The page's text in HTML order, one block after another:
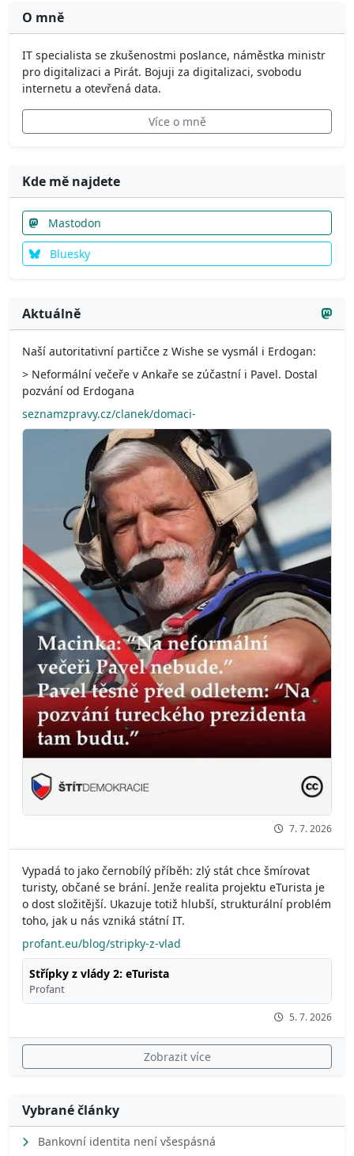
O mně
IT specialista se zkušenostmi poslance, náměstka ministr
pro digitalizaci a Pirát. Bojuji za digitalizaci, svobodu
internetu a otevřená data.
Více o mně
Kde mě najdete
Mastodon
Bluesky
Aktuálně
Naší autoritativní partičce z Wishe se vysmál i Erdogan:
> Neformální večeře v Ankaře se zúčastní i Pavel. Dostal
pozvání od Erdogana
seznamzpravy.cz/clanek/domaci-
7. 7. 2026
Vypadá to jako černobílý příběh: zlý stát chce šmírovat
turisty, občané se brání. Jenže realita projektu eTurista je
o dost složitější. Ukazuje totiž hlubší, strukturální problém
toho, jak u nás vzniká státní IT.
profant.eu/blog/stripky-z-vlad
Střípky z vlády 2: eTurista
Profant
5. 7. 2026
Zobrazit více
Vybrané články
Bankovní identita není všespásná